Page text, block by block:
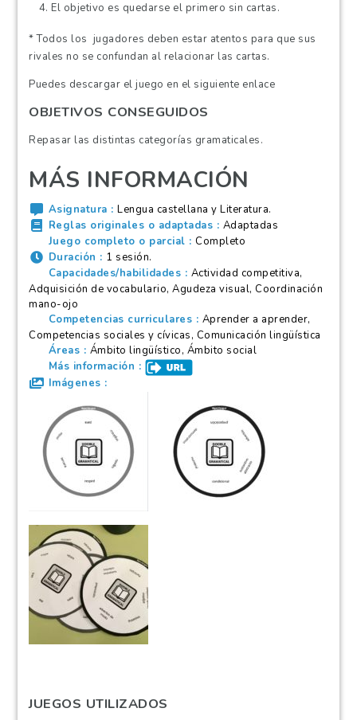
El objetivo es quedarse el primero sin cartas.
* Todos los jugadores deben estar atentos para que sus
rivales no se confundan al relacionar las cartas.
Puedes descargar el juego en el siguiente enlace
OBJETIVOS CONSEGUIDOS
Repasar las distintas categorías gramaticales.
MÁS INFORMACIÓN
Asignatura
Lengua castellana y Literatura.
Reglas originales o adaptadas
Adaptadas
Juego completo o parcial
Completo
Duración
1 sesión.
Capacidades/habilidades
Actividad competitiva,
Adquisición de vocabulario, Agudeza visual, Coordinación
mano-ojo
Competencias curriculares
Aprender a aprender,
Competencias sociales y cívicas, Comunicación lingüística
Áreas
Ámbito lingüístico, Ámbito social
Más información
Imágenes
JUEGOS UTILIZADOS